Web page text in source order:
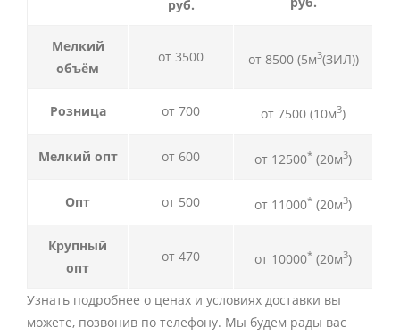
руб.
Мелкий
объём
от 3500 от 8500 (5м3(ЗИЛ))
Розница от 700 от 7500 (10м3)
Мелкий опт от 600 от 12500* (20м3)
Опт от 500 от 11000* (20м3)
Крупный
опт
от 470 от 10000* (20м3)
Узнать подробнее о ценах и условиях доставки вы
можете, позвонив по телефону. Мы будем рады вас